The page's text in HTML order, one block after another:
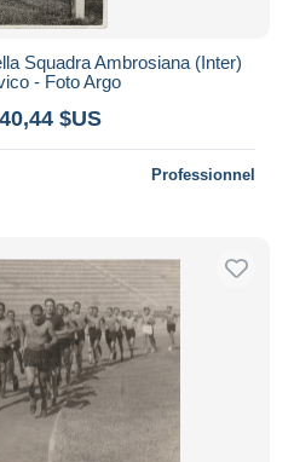
Squadra Ambrosiana (Inter)
- Foto Argo
$US
Professionnel